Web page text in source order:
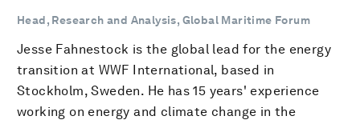
Head, Research and Analysis, Global Maritime Forum
Jesse Fahnestock is the global lead for the energy
transition at WWF International, based in
Stockholm, Sweden. He has 15 years' experience
working on energy and climate change in the